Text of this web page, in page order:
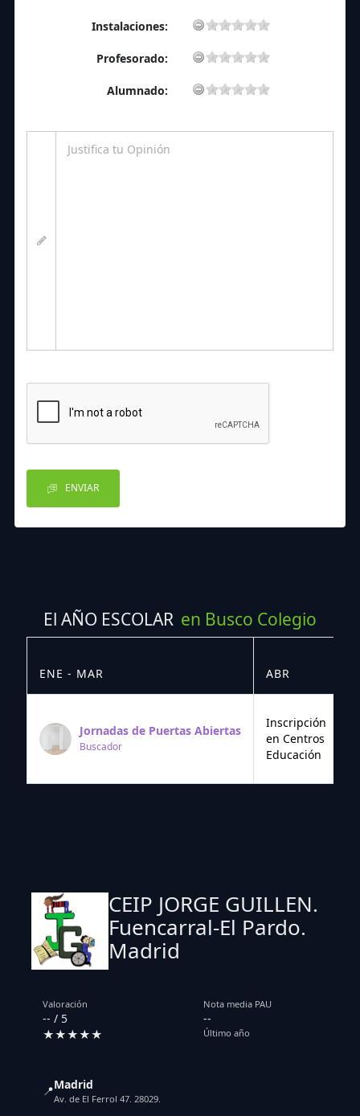
Instalaciones:
Profesorado:
Alumnado:
ENVIAR
El AÑO ESCOLAR en Busco Colegio
ENE - MAR ABR
Jornadas de Puertas Abiertas
Buscador
Inscripción
en Centros
Educación
CEIP JORGE GUILLEN.
Fuencarral-El Pardo.
Madrid
Valoración
-- / 5
★★★★★
Nota media PAU
--
Último año
📍Madrid
Av. de El Ferrol 47. 28029.